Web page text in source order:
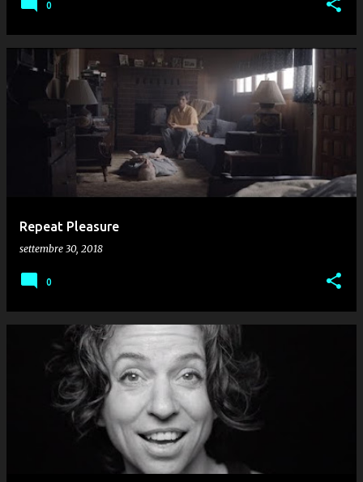
0
Repeat Pleasure
settembre 30, 2018
0